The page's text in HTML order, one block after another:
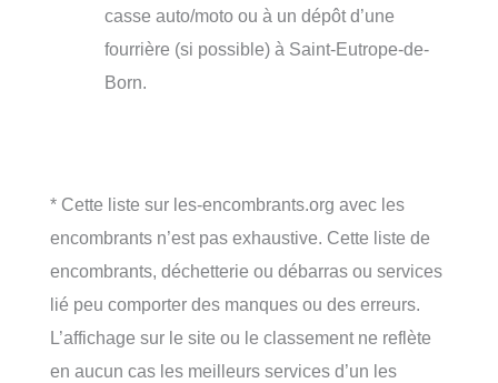
casse auto/moto ou à un dépôt d’une
fourrière (si possible) à Saint-Eutrope-de-
Born.
* Cette liste sur les-encombrants.org avec les
encombrants n’est pas exhaustive. Cette liste de
encombrants, déchetterie ou débarras ou services
lié peu comporter des manques ou des erreurs.
L’affichage sur le site ou le classement ne reflète
en aucun cas les meilleurs services d’un les